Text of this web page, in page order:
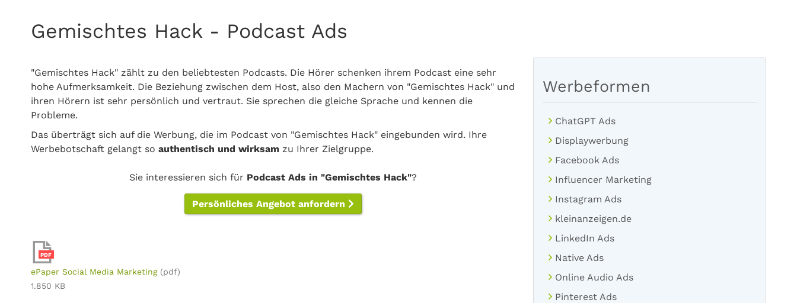
Gemischtes Hack - Podcast Ads
"Gemischtes Hack" zählt zu den beliebtesten Podcasts. Die Hörer schenken ihrem Podcast eine sehr
hohe Aufmerksamkeit. Die Beziehung zwischen dem Host, also den Machern von "Gemischtes Hack" und
ihren Hörern ist sehr persönlich und vertraut. Sie sprechen die gleiche Sprache und kennen die
Probleme.
Das überträgt sich auf die Werbung, die im Podcast von "Gemischtes Hack" eingebunden wird. Ihre
Werbebotschaft gelangt so authentisch und wirksam zu Ihrer Zielgruppe.
Sie interessieren sich für Podcast Ads in "Gemischtes Hack"?
Persönliches Angebot anfordern
PDF
ePaper Social Media Marketing (pdf)
1.850 KB
Werbeformen
ChatGPT Ads
Displaywerbung
Facebook Ads
Influencer Marketing
Instagram Ads
kleinanzeigen.de
LinkedIn Ads
Native Ads
Online Audio Ads
Pinterest Ads